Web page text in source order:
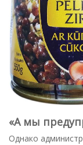
«А мы
Однако